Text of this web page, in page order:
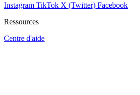
Instagram TikTok X (Twitter) Facebook
Ressources
Centre d'aide